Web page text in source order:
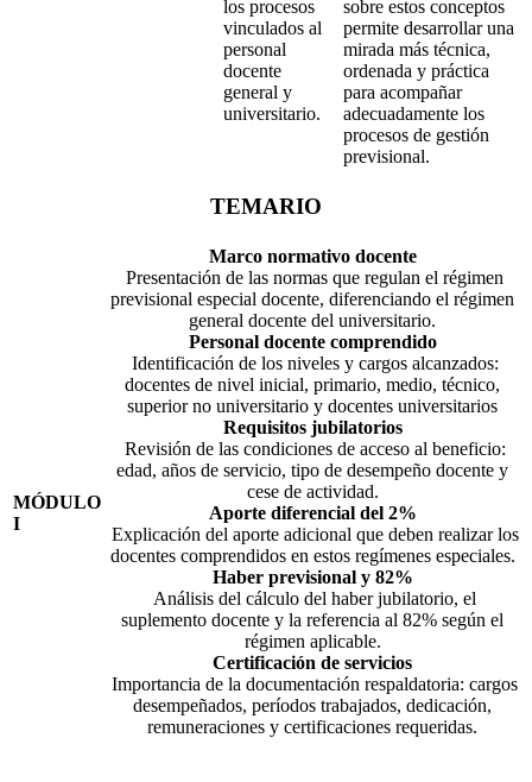
los procesos
vinculados al
personal
docente
general y
universitario.
sobre estos conceptos
permite desarrollar una
mirada más técnica,
ordenada y práctica
para acompañar
adecuadamente los
procesos de gestión
previsional.
TEMARIO
MÓDULO
I
Marco normativo docente
Presentación de las normas que regulan el régimen
previsional especial docente, diferenciando el régimen
general docente del universitario.
Personal docente comprendido
Identificación de los niveles y cargos alcanzados:
docentes de nivel inicial, primario, medio, técnico,
superior no universitario y docentes universitarios
Requisitos jubilatorios
Revisión de las condiciones de acceso al beneficio:
edad, años de servicio, tipo de desempeño docente y
cese de actividad.
Aporte diferencial del 2%
Explicación del aporte adicional que deben realizar los
docentes comprendidos en estos regímenes especiales.
Haber previsional y 82%
Análisis del cálculo del haber jubilatorio, el
suplemento docente y la referencia al 82% según el
régimen aplicable.
Certificación de servicios
Importancia de la documentación respaldatoria: cargos
desempeñados, períodos trabajados, dedicación,
remuneraciones y certificaciones requeridas.